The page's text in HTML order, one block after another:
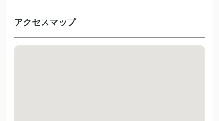
アクセスマップ